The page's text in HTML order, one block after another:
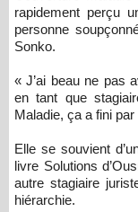
rapidement perçu
personne
Sonko.
« J’ai beau ne pas
en tant que
Maladie, ça a fini
Elle se souvient
livre Solutions
autre stagiaire
hiérarchie.